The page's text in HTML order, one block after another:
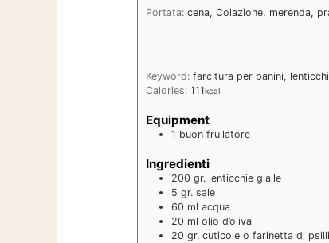
Portata: cena, Colazione, merenda,
Keyword: farcitura per panini,
Calories: 111kcal
Equipment
1 buon frullatore
Ingredienti
200 gr. lenticchie gialle
5 gr. sale
60 ml acqua
20 ml olio d’oliva
20 gr. cuticole o farinetta di